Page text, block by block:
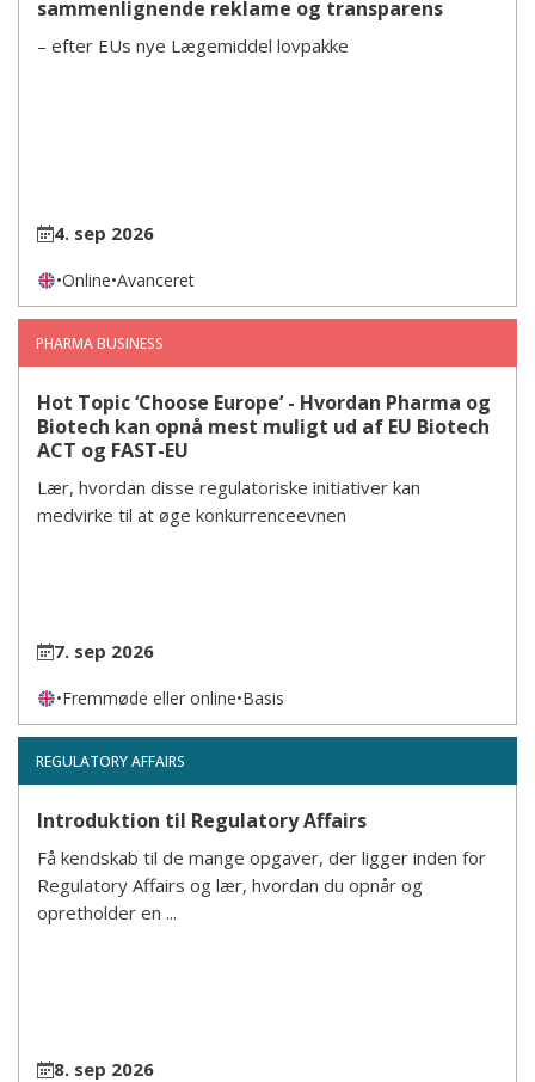
sammenlignende reklame og transparens
– efter EUs nye Lægemiddel lovpakke
4. sep 2026
•Online•Avanceret
PHARMA BUSINESS
Hot Topic ‘Choose Europe’ - Hvordan Pharma og
Biotech kan opnå mest muligt ud af EU Biotech
ACT og FAST-EU
Lær, hvordan disse regulatoriske initiativer kan
medvirke til at øge konkurrenceevnen
7. sep 2026
•Fremmøde eller online•Basis
REGULATORY AFFAIRS
Introduktion til Regulatory Affairs
Få kendskab til de mange opgaver, der ligger inden for
Regulatory Affairs og lær, hvordan du opnår og
opretholder en ...
8. sep 2026